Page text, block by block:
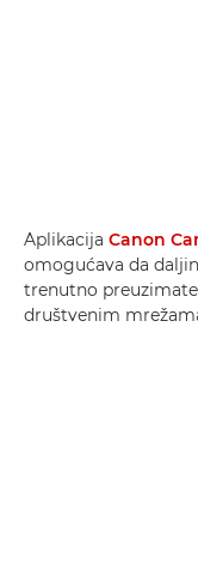
Aplikacija Canon
omogućava da
trenutno
društvenim